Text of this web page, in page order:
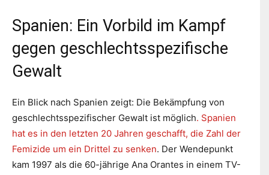
Spanien: Ein Vorbild im Kampf
gegen geschlechtsspezifische
Gewalt
Ein Blick nach Spanien zeigt: Die Bekämpfung von
geschlechtsspezifischer Gewalt ist möglich. Spanien
hat es in den letzten 20 Jahren geschafft, die Zahl der
Femizide um ein Drittel zu senken. Der Wendepunkt
kam 1997 als die 60-jährige Ana Orantes in einem TV-